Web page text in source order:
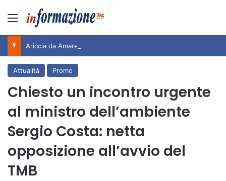
Menu
Attualità Promo
Chiesto un incontro urgente
al ministro dell’ambiente
Sergio Costa: netta
opposizione all’avvio del
TMB